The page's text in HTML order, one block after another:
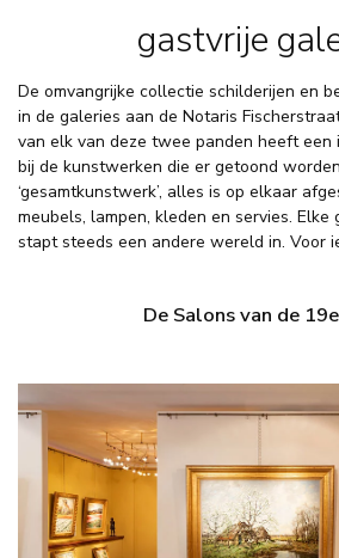
gastvrije
De omvangrijke collectie schilderijen en
in de galeries aan de Notaris
van elk van deze twee panden heeft een
bij de kunstwerken die er getoond
‘gesamtkunstwerk’, alles is op elkaar
meubels, lampen, kleden en servies. Elke
stapt steeds een andere wereld in. Voor
De Salons van de